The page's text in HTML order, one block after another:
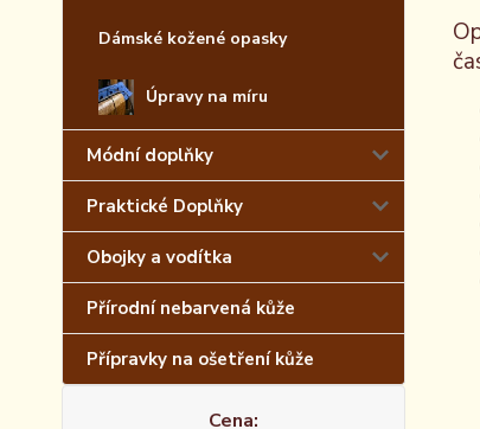
Dámské kožené opasky
Úpravy na míru
Módní doplňky
Praktické Doplňky
Obojky a vodítka
Přírodní nebarvená kůže
Přípravky na ošetření kůže
Cena: